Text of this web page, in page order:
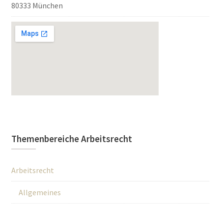
80333 München
Themenbereiche Arbeitsrecht
Arbeitsrecht
Allgemeines